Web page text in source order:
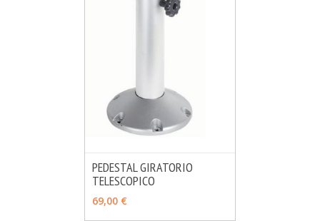
AÑADIR
PEDESTAL GIRATORIO
TELESCOPICO
69,00 €